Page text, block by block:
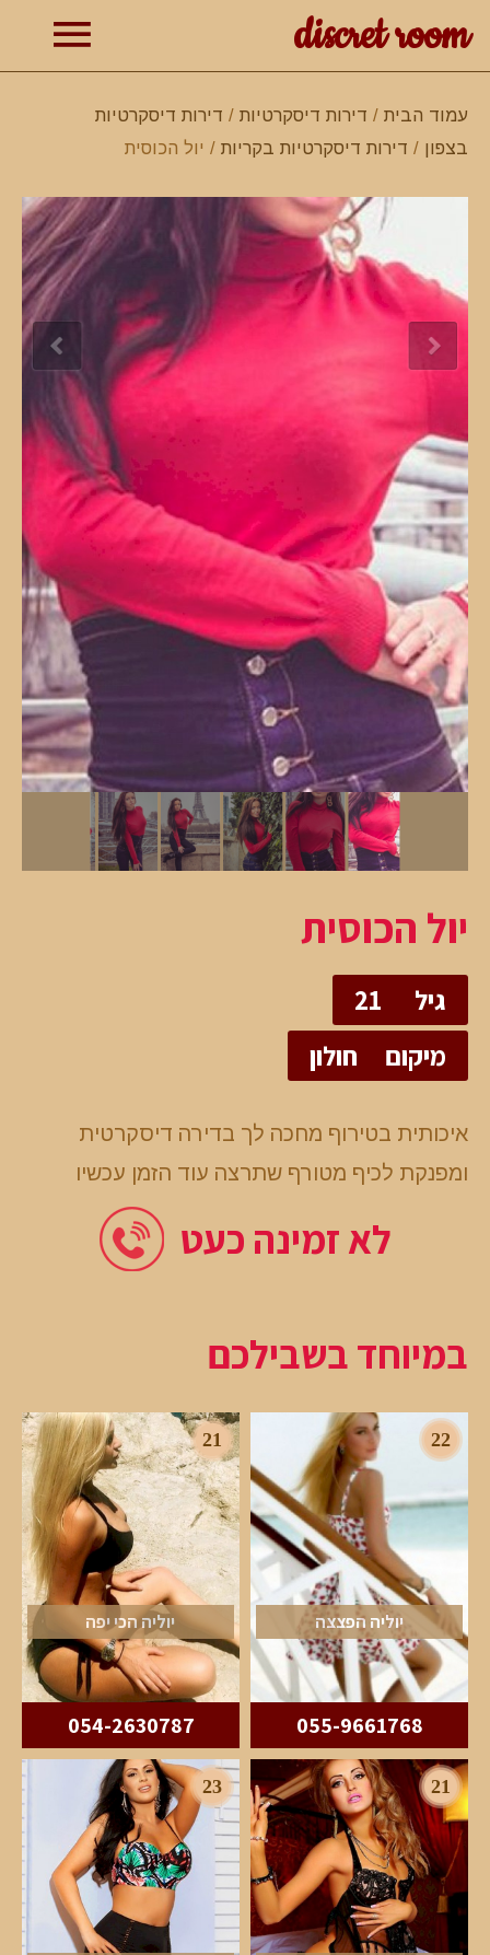
discret room
עמוד הבית / דירות דיסקרטיות / דירות דיסקרטיות
בצפון / דירות דיסקרטיות בקריות / יול הכוסית
יול הכוסית
גיל
21
מיקום
חולון
איכותית בטירוף מחכה לך בדירה דיסקרטית
ומפנקת לכיף מטורף שתרצה עוד הזמן עכשיו
לא זמינה כעט
במיוחד בשבילכם
22
יוליה הפצצה
055-9661768
21
יוליה הכי יפה
054-2630787
21
23